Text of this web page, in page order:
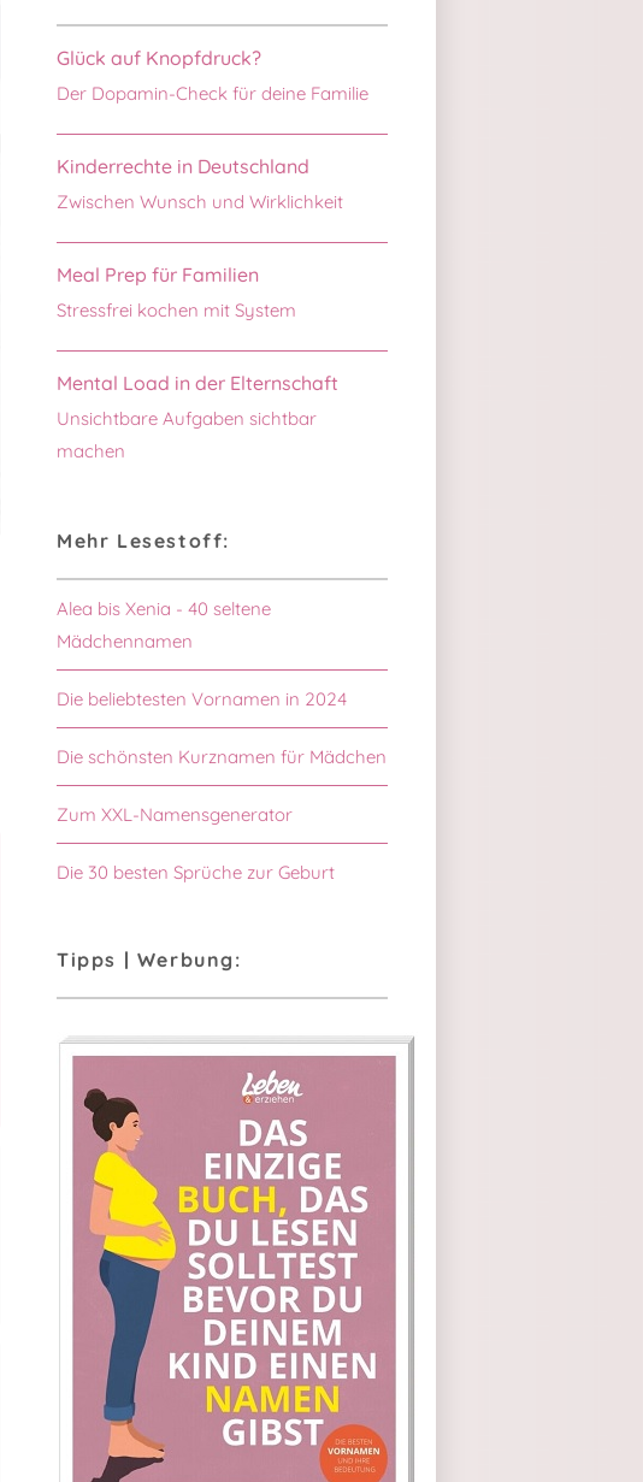
Glück auf Knopfdruck?
Der Dopamin-Check für deine Familie
Kinderrechte in Deutschland
Zwischen Wunsch und Wirklichkeit
Meal Prep für Familien
Stressfrei kochen mit System
Mental Load in der Elternschaft
Unsichtbare Aufgaben sichtbar
machen
Mehr Lesestoff:
Alea bis Xenia - 40 seltene
Mädchennamen
Die beliebtesten Vornamen in 2024
Die schönsten Kurznamen für Mädchen
Zum XXL-Namensgenerator
Die 30 besten Sprüche zur Geburt
Tipps | Werbung: